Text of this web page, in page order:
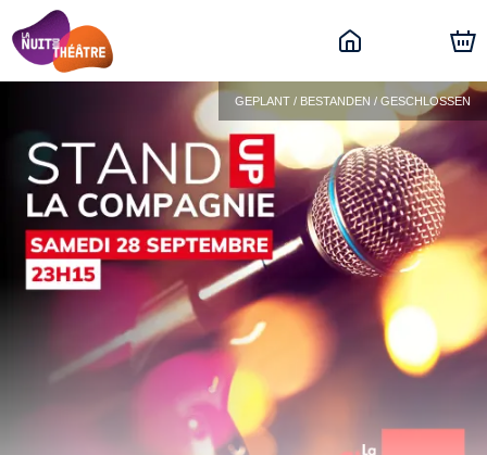
GEPLANT / BESTANDEN / GESCHLOSSEN